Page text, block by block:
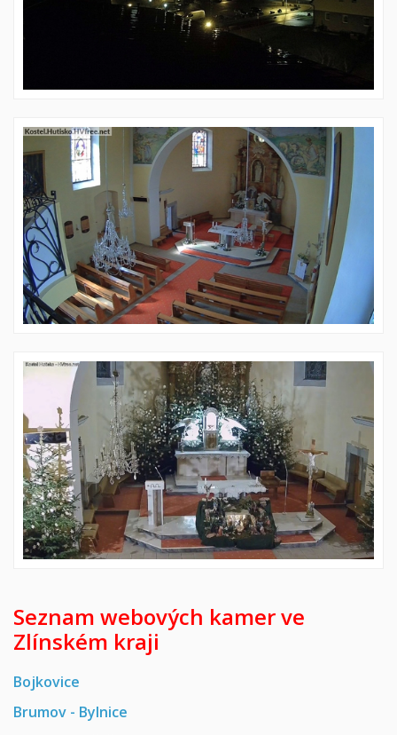
Seznam webových kamer ve
Zlínském kraji
Bojkovice
Brumov - Bylnice